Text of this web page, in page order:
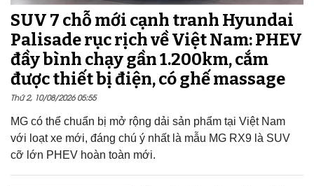
SUV 7 chỗ mới cạnh tranh Hyundai
Palisade rục rịch về Việt Nam: PHEV
đầy bình chạy gần 1.200km, cắm
được thiết bị điện, có ghế massage
Thứ 2, 10/08/2026 05:55
MG có thể chuẩn bị mở rộng dải sản phẩm tại Việt Nam
với loạt xe mới, đáng chú ý nhất là mẫu MG RX9 là SUV
cỡ lớn PHEV hoàn toàn mới.